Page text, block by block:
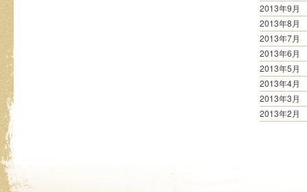
2013年9月
2013年8月
2013年7月
2013年6月
2013年5月
2013年4月
2013年3月
2013年2月